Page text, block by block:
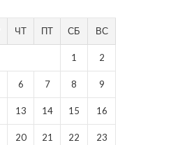
ЧТ ПТ СБ ВС
1 2
6 7 8 9
13 14 15 16
20 21 22 23